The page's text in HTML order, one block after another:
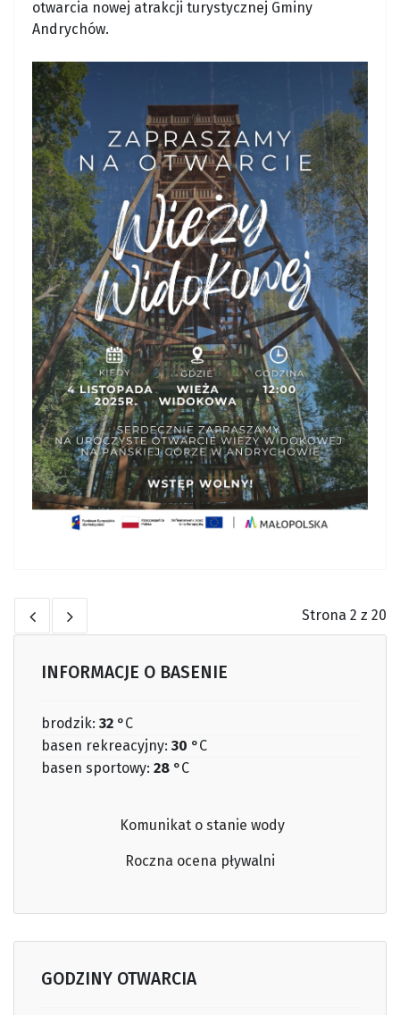
otwarcia nowej atrakcji turystycznej Gminy
Andrychów.
Strona 2 z 20
INFORMACJE O BASENIE
brodzik: 32 °C
basen rekreacyjny: 30 °C
basen sportowy: 28 °C
Komunikat o stanie wody
Roczna ocena pływalni
GODZINY OTWARCIA